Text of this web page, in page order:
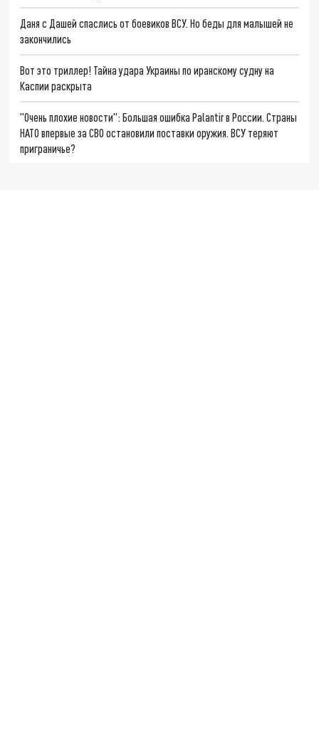
Даня с Дашей спаслись от боевиков ВСУ. Но беды для малышей не
закончились
Вот это триллер! Тайна удара Украины по иранскому судну на
Каспии раскрыта
"Очень плохие новости": Большая ошибка Palantir в России. Страны
НАТО впервые за СВО остановили поставки оружия. ВСУ теряют
приграничье?